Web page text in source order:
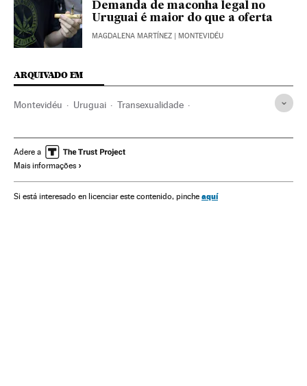
Demanda de maconha legal no
Uruguai é maior do que a oferta
MAGDALENA MARTÍNEZ | MONTEVIDÉU
ARQUIVADO EM
Montevidéu Uruguai Transexualidade
Sexualidade América Sociedade
Adere a
Mais informações
Si está interesado en licenciar este contenido, pinche aquí